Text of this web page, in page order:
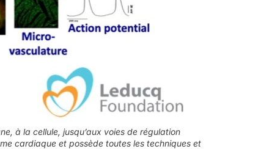
à la cellule, jusqu’aux voies de régulation
cardiaque et possède toutes les techniques et